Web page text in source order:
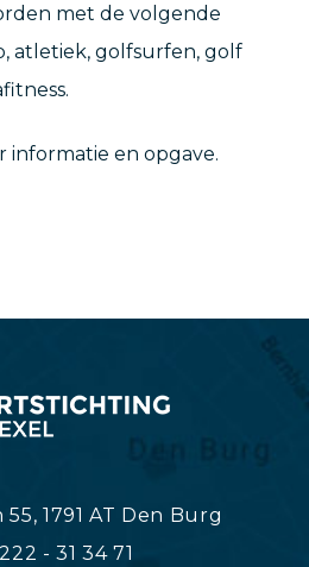
met de volgende
atletiek, golfsurfen, golf
informatie en opgave.
55, 1791 AT Den Burg
- 31 34 71